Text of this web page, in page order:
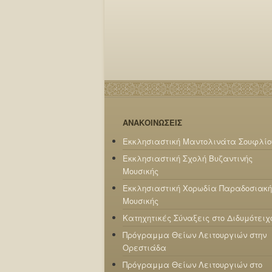
ΑΝΑΚΟΙΝΩΣΕΙΣ
Εκκλησιαστική Μαντολινάτα
Εκκλησιαστική Σχολή Βυζαντινής
Μουσικής
Εκκλησιαστική Χορωδία
Μουσικής
Κατηχητικές Σύναξεις στο
Πρόγραμμα Θείων Λειτουργιών στην
Ορεστιάδα
Πρόγραμμα Θείων Λειτουργιών στο